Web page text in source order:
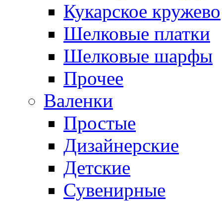
Кукарское кружево
Шелковые платки
Шелковые шарфы
Прочее
Валенки
Простые
Дизайнерские
Детские
Сувенирные